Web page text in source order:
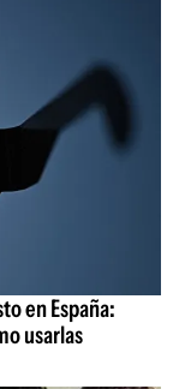
en España:
usarlas